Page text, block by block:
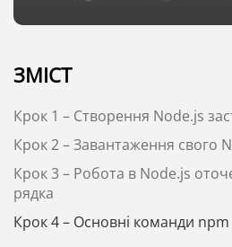
ЗМІСТ
Крок 1 – Створення Node.js
Крок 2 – Завантаження свого
Крок 3 – Робота в Node.js
рядка
Крок 4 – Основні команди npm